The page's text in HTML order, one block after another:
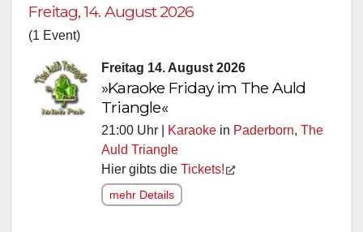
Freitag, 14. August 2026
(1 Event)
Freitag 14. August 2026
»Karaoke Friday im The Auld
Triangle«
21:00 Uhr | Karaoke in Paderborn, The
Auld Triangle
Hier gibts die Tickets!
mehr Details